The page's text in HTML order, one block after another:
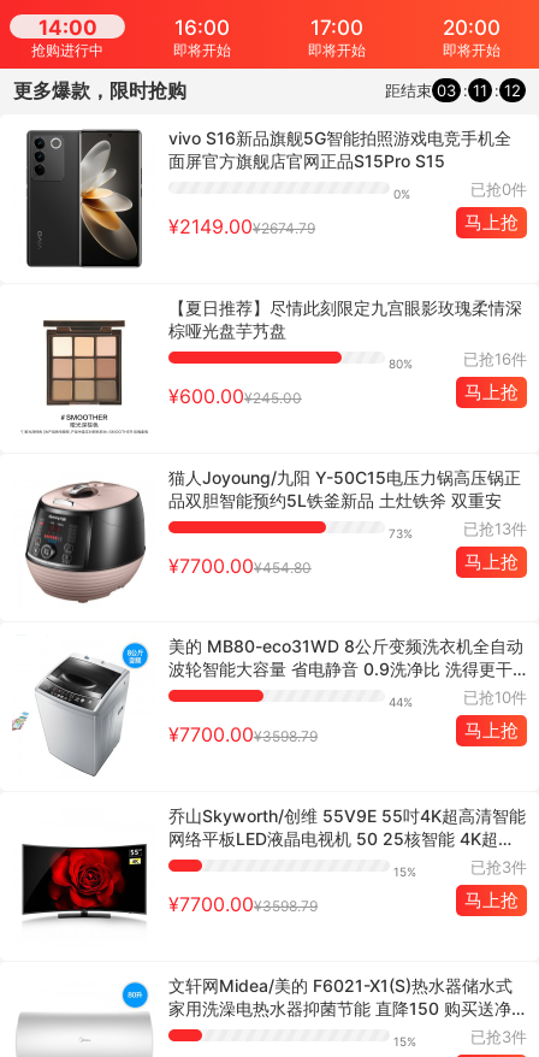
14:00
抢购进行中
16:00
即将开始
17:00
即将开始
20:00
即将开始
更多爆款，限时抢购 距结束 03 : 11 : 12
vivo S16新品旗舰5G智能拍照游戏电竞手机全
面屏官方旗舰店官网正品S15Pro S15
0% 已抢0件
¥2149.00¥2674.79 马上抢
【夏日推荐】尽情此刻限定九宫眼影玫瑰柔情深
棕哑光盘芋艿盘
80% 已抢16件
¥600.00¥245.00 马上抢
猫人Joyoung/九阳 Y-50C15电压力锅高压锅正
品双胆智能预约5L铁釜新品 土灶铁斧 双重安
73% 已抢13件
¥7700.00¥454.80 马上抢
美的 MB80-eco31WD 8公斤变频洗衣机全自动
波轮智能大容量 省电静音 0.9洗净比 洗得更干
净
44% 已抢10件
¥7700.00¥3598.79 马上抢
乔山Skyworth/创维 55V9E 55吋4K超高清智能
网络平板LED液晶电视机 50 25核智能 4K超高
清 人气爆款
15% 已抢3件
¥7700.00¥3598.79 马上抢
文轩网Midea/美的 F6021-X1(S)热水器储水式
家用洗澡电热水器抑菌节能 直降150 购买送净
水器+花洒套装
15% 已抢3件